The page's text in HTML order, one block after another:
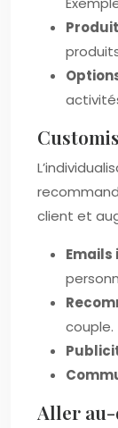
client et
Emails
couple.
Aller au-